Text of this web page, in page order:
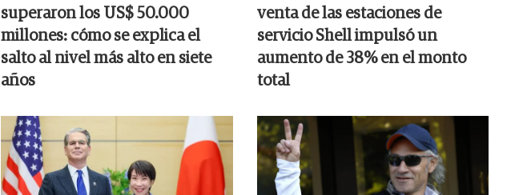
superaron los US$ 50.000
millones: cómo se explica el
salto al nivel más alto en siete
años
venta de las estaciones de
servicio Shell impulsó un
aumento de 38% en el monto
total